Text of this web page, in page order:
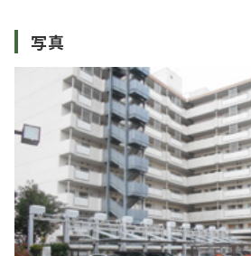
写真